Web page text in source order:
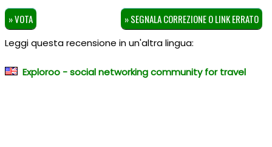
» VOTA » SEGNALA CORREZIONE O LINK ERRATO
Leggi questa recensione in un'altra lingua:
Exploroo - social networking community for travel